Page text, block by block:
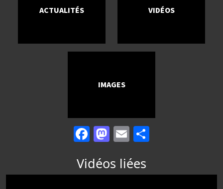
ACTUALITÉS VIDÉOS
IMAGES
Facebook
Mastodon
Email
Vidéos liées